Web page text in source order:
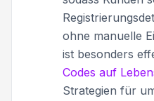
ohne manuelle
ist besonders
Codes auf
Strategien für